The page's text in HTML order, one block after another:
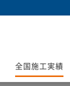
全国施工実績